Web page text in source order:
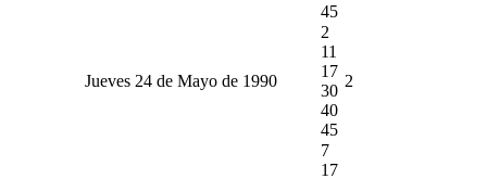
45
Jueves 24 de Mayo de 1990
2
11
17
30
40
45
2
7
17